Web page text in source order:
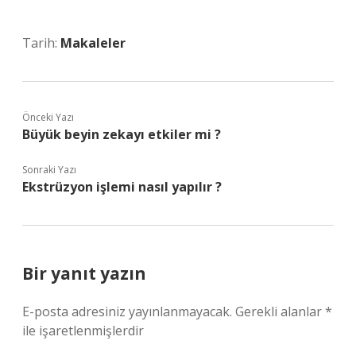
Tarih: Makaleler
Önceki Yazı
Büyük beyin zekayı etkiler mi ?
Sonraki Yazı
Ekstrüzyon işlemi nasıl yapılır ?
Bir yanıt yazın
E-posta adresiniz yayınlanmayacak. Gerekli alanlar*
ile işaretlenmişlerdir